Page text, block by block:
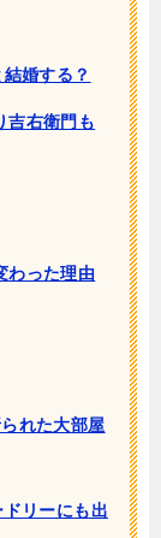
婚する？
吉右衛門も
わった理由
れた大部屋
リーにも出